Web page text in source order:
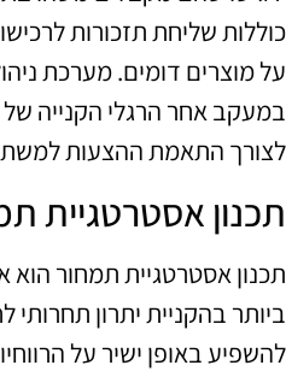
כוללות שליחת תזכורות
על מוצרים דומים. מערכת
במעקב אחר הרגלי הקנייה של
לצורך התאמת ההצעות
תכנון אסטרטגיית
תכנון אסטרטגיית תמחור
ביותר בהקניית יתרון תחרותי
להשפיע באופן ישיר על